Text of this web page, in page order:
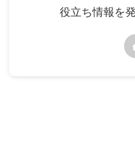
役立ち情報を